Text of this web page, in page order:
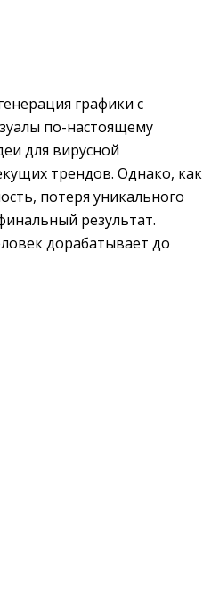
графики с
по-настоящему
для вирусной
трендов. Однако, как
потеря уникального
результат.
дорабатывает до